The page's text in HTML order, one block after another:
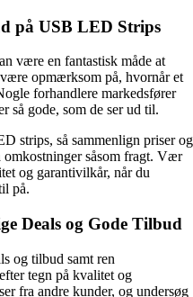
på USB LED Strips
være en fantastisk måde at
opmærksom på, hvornår et
forhandlere markedsfører
så gode, som de ser ud til.
strips, så sammenlign priser og
såsom fragt. Vær
og garantivilkår, når du
på.
Deals og Gode Tilbud
og tilbud samt ren
tegn på kvalitet og
fra andre kunder, og undersøg